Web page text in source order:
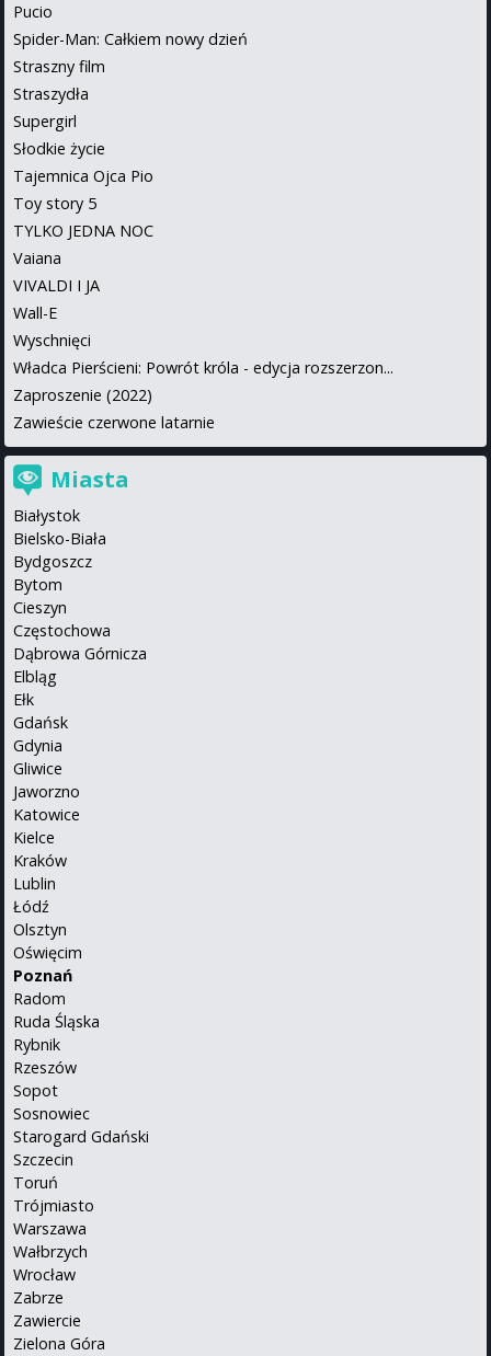
Pucio
Spider-Man: Całkiem nowy dzień
Straszny film
Straszydła
Supergirl
Słodkie życie
Tajemnica Ojca Pio
Toy story 5
TYLKO JEDNA NOC
Vaiana
VIVALDI I JA
Wall-E
Wyschnięci
Władca Pierścieni: Powrót króla - edycja rozszerzon...
Zaproszenie (2022)
Zawieście czerwone latarnie
Miasta
Białystok
Bielsko-Biała
Bydgoszcz
Bytom
Cieszyn
Częstochowa
Dąbrowa Górnicza
Elbląg
Ełk
Gdańsk
Gdynia
Gliwice
Jaworzno
Katowice
Kielce
Kraków
Lublin
Łódź
Olsztyn
Oświęcim
Poznań
Radom
Ruda Śląska
Rybnik
Rzeszów
Sopot
Sosnowiec
Starogard Gdański
Szczecin
Toruń
Trójmiasto
Warszawa
Wałbrzych
Wrocław
Zabrze
Zawiercie
Zielona Góra